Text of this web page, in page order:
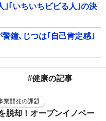
｣｢いちいちビビる人｣の決
鐘､じつは｢自己肯定感｣
#健康の記事
業開発の課題
脱却！オープンイノベー